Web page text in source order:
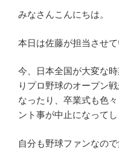
みなさんこんにちは。
本日は佐藤が担当させて
今、日本全国が大変な
りプロ野球のオープン
なったり、卒業式も色
ント事が中止になってし
自分も野球ファンなの